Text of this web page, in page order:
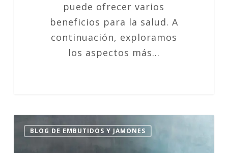
puede ofrecer varios
beneficios para la salud. A
continuación, exploramos
los aspectos más…
BLOG DE EMBUTIDOS Y JAMONES
Lomo
Embuchado